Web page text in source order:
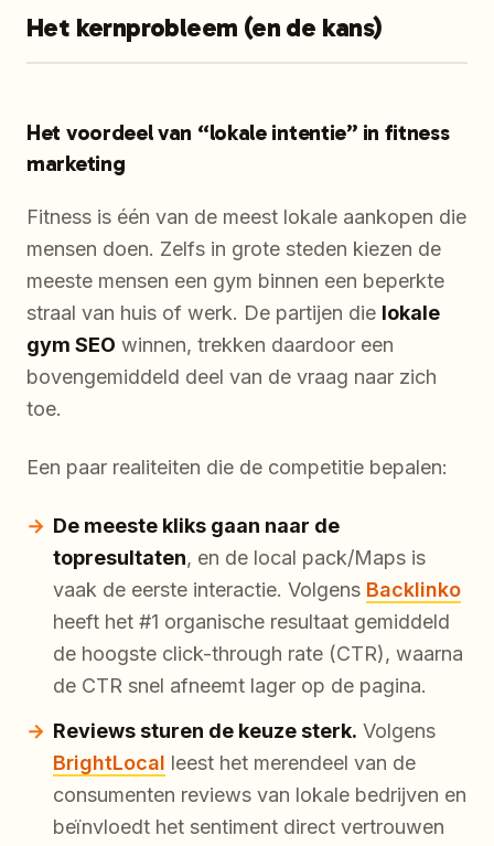
Het kernprobleem (en de kans)
Het voordeel van “lokale intentie” in fitness
marketing
Fitness is één van de meest lokale aankopen die
mensen doen. Zelfs in grote steden kiezen de
meeste mensen een gym binnen een beperkte
straal van huis of werk. De partijen die lokale
gym SEO winnen, trekken daardoor een
bovengemiddeld deel van de vraag naar zich
toe.
Een paar realiteiten die de competitie bepalen:
De meeste kliks gaan naar de
topresultaten, en de local pack/Maps is
vaak de eerste interactie. Volgens Backlinko
heeft het #1 organische resultaat gemiddeld
de hoogste click-through rate (CTR), waarna
de CTR snel afneemt lager op de pagina.
Reviews sturen de keuze sterk. Volgens
BrightLocal leest het merendeel van de
consumenten reviews van lokale bedrijven en
beïnvloedt het sentiment direct vertrouwen